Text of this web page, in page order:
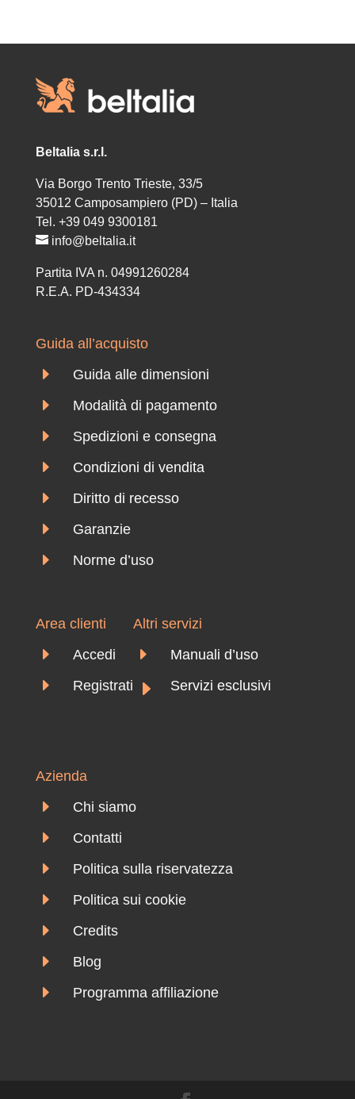
2.869,00€
Beltalia s.r.l.
Via Borgo Trento Trieste, 33/5
35012 Camposampiero (PD) – Italia
Tel. +39 049 9300181
info@beltalia.it
Partita IVA n. 04991260284
R.E.A. PD-434334
Guida all’acquisto
E Guida alle dimensioni
E Modalità di pagamento
E Spedizioni e consegna
E Condizioni di vendita
E Diritto di recesso
E Garanzie
E Norme d’uso
Area clienti
E Accedi
E Registrati
Altri servizi
E Manuali d’uso
E Servizi esclusivi
Azienda
E Chi siamo
E Contatti
E Politica sulla riservatezza
E Politica sui cookie
E Credits
E Blog
E Programma affiliazione